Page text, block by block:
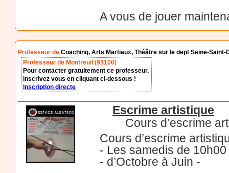
A vous de jouer
Professeur deCoaching, Arts Martiaux, Théâtre sur le dept Seine-Saint-
Professeur de Montreuil (93100)
Pour contacter gratuitement ce professeur,
inscrivez vous en cliquant ci-dessous !
Inscription directe
Escrime artistique
Cours d’escrime
Cours d’escrime
- Les samedis de
- d’Octobre à Juin -